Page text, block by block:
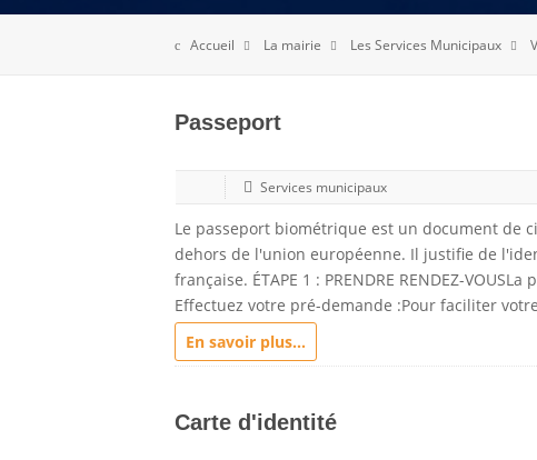
Accueil La mairie Les Services Municipaux
Passeport
Services municipaux
Le passeport biométrique est un document de
dehors de l'union européenne. Il justifie de
française. ÉTAPE 1 : PRENDRE RENDEZ-
Effectuez votre pré-demande :Pour faciliter
En savoir plus...
Carte d'identité